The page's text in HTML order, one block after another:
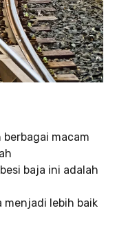
macam
baja ini adalah
menjadi lebih baik